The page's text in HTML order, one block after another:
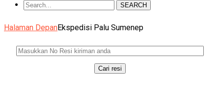
SEARCH
Halaman DepanEkspedisi Palu Sumenep